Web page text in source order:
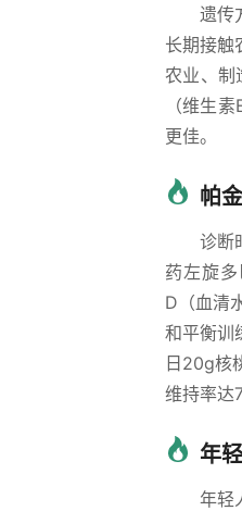
遗传
长期接触
农业、制
（维生
更佳。
帕
诊断
药左旋
D（血清
和平衡训
日20g核
维持率达
年
年轻